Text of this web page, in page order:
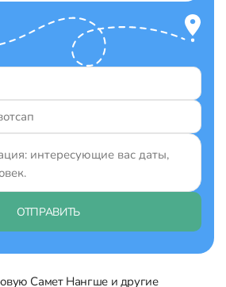
ОТПРАВИТЬ
Самет Нангше и другие